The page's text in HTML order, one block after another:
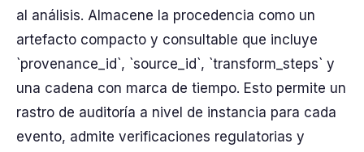
al análisis. Almacene la procedencia como un
artefacto compacto y consultable que incluye
`provenance_id`, `source_id`, `transform_steps` y
una cadena con marca de tiempo. Esto permite un
rastro de auditoría a nivel de instancia para cada
evento, admite verificaciones regulatorias y